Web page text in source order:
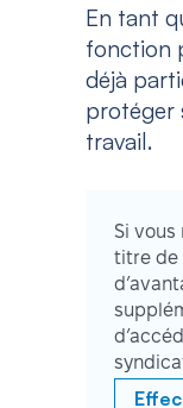
En tant
fonction
déjà
protéger
travail.
Si
titre de